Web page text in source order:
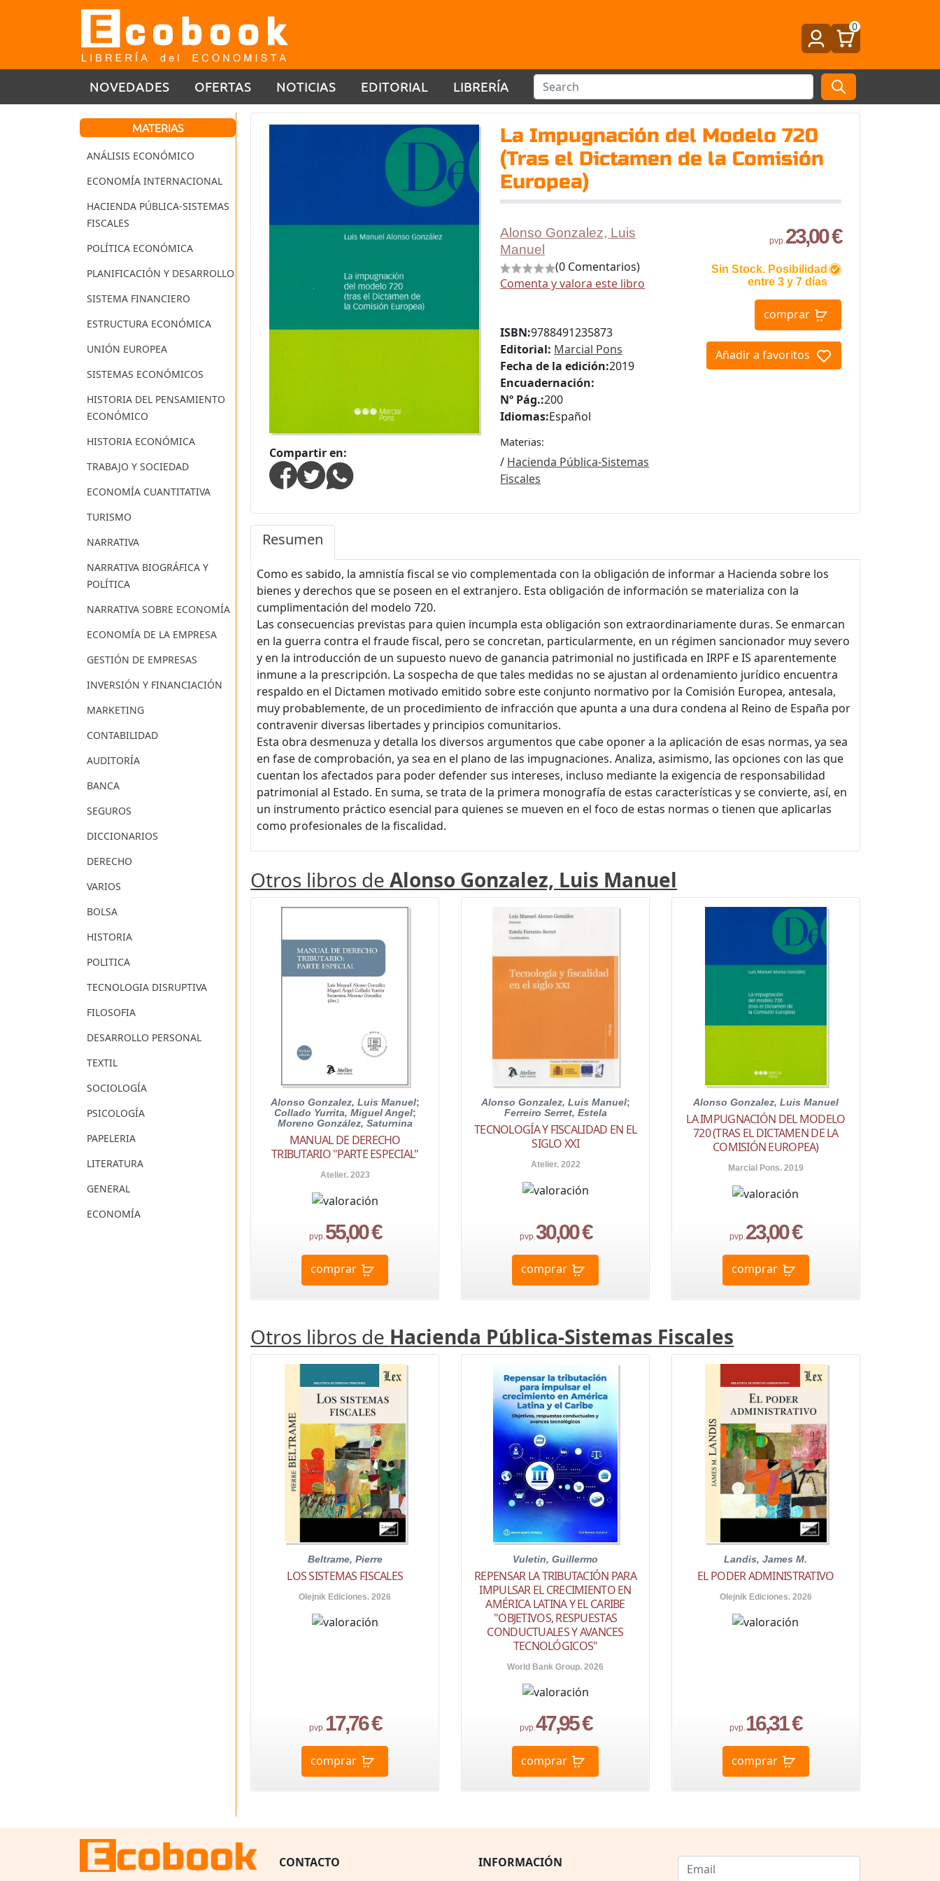
0
NOVEDADES OFERTAS NOTICIAS EDITORIAL LIBRERÍA
MATERIAS
ANÁLISIS ECONÓMICO
ECONOMÍA INTERNACIONAL
HACIENDA PÚBLICA-SISTEMAS
FISCALES
POLÍTICA ECONÓMICA
PLANIFICACIÓN Y DESARROLLO
SISTEMA FINANCIERO
ESTRUCTURA ECONÓMICA
UNIÓN EUROPEA
SISTEMAS ECONÓMICOS
HISTORIA DEL PENSAMIENTO
ECONÓMICO
HISTORIA ECONÓMICA
TRABAJO Y SOCIEDAD
ECONOMÍA CUANTITATIVA
TURISMO
NARRATIVA
NARRATIVA BIOGRÁFICA Y
POLÍTICA
NARRATIVA SOBRE ECONOMÍA
ECONOMÍA DE LA EMPRESA
GESTIÓN DE EMPRESAS
INVERSIÓN Y FINANCIACIÓN
MARKETING
CONTABILIDAD
AUDITORÍA
BANCA
SEGUROS
DICCIONARIOS
DERECHO
VARIOS
BOLSA
HISTORIA
POLITICA
TECNOLOGIA DISRUPTIVA
FILOSOFIA
DESARROLLO PERSONAL
TEXTIL
SOCIOLOGÍA
PSICOLOGÍA
PAPELERIA
LITERATURA
GENERAL
ECONOMÍA
La Impugnación del Modelo 720
(Tras el Dictamen de la Comisión
Europea)
Compartir en:
Alonso Gonzalez, Luis
Manuel
(0 Comentarios)
Comenta y valora este libro
pvp.23,00 €
Sin Stock. Posibilidad
entre 3 y 7 días
comprar
Añadir a favoritos
ISBN:9788491235873
Editorial: Marcial Pons
Fecha de la edición:2019
Encuadernación:
Nº Pág.:200
Idiomas:Español
Materias:
/ Hacienda Pública-Sistemas
Fiscales
Resumen
Como es sabido, la amnistía fiscal se vio complementada con la obligación de informar a Hacienda sobre los
bienes y derechos que se poseen en el extranjero. Esta obligación de información se materializa con la
cumplimentación del modelo 720.
Las consecuencias previstas para quien incumpla esta obligación son extraordinariamente duras. Se enmarcan
en la guerra contra el fraude fiscal, pero se concretan, particularmente, en un régimen sancionador muy severo
y en la introducción de un supuesto nuevo de ganancia patrimonial no justificada en IRPF e IS aparentemente
inmune a la prescripción. La sospecha de que tales medidas no se ajustan al ordenamiento jurídico encuentra
respaldo en el Dictamen motivado emitido sobre este conjunto normativo por la Comisión Europea, antesala,
muy probablemente, de un procedimiento de infracción que apunta a una dura condena al Reino de España por
contravenir diversas libertades y principios comunitarios.
Esta obra desmenuza y detalla los diversos argumentos que cabe oponer a la aplicación de esas normas, ya sea
en fase de comprobación, ya sea en el plano de las impugnaciones. Analiza, asimismo, las opciones con las que
cuentan los afectados para poder defender sus intereses, incluso mediante la exigencia de responsabilidad
patrimonial al Estado. En suma, se trata de la primera monografía de estas características y se convierte, así, en
un instrumento práctico esencial para quienes se mueven en el foco de estas normas o tienen que aplicarlas
como profesionales de la fiscalidad.
Otros libros deAlonso Gonzalez, Luis Manuel
Alonso Gonzalez, Luis Manuel;
Collado Yurrita, Miguel Angel;
Moreno González, Saturnina
MANUAL DE DERECHO
TRIBUTARIO "PARTE ESPECIAL"
Atelier. 2023
pvp. 55,00 €
comprar
Alonso Gonzalez, Luis Manuel;
Ferreiro Serret, Estela
TECNOLOGÍA Y FISCALIDAD EN EL
SIGLO XXI
Atelier. 2022
pvp. 30,00 €
comprar
Alonso Gonzalez, Luis Manuel
LA IMPUGNACIÓN DEL MODELO
720 (TRAS EL DICTAMEN DE LA
COMISIÓN EUROPEA)
Marcial Pons. 2019
pvp. 23,00 €
comprar
Otros libros de Hacienda Pública-Sistemas Fiscales
Beltrame, Pierre
LOS SISTEMAS FISCALES
Olejnik Ediciones. 2026
pvp.17,76 €
comprar
Vuletin, Guillermo
REPENSAR LA TRIBUTACIÓN PARA
IMPULSAR EL CRECIMIENTO EN
AMÉRICA LATINA Y EL CARIBE
"OBJETIVOS, RESPUESTAS
CONDUCTUALES Y AVANCES
TECNOLÓGICOS"
World Bank Group. 2026
pvp.47,95 €
comprar
Landis, James M.
EL PODER ADMINISTRATIVO
Olejnik Ediciones. 2026
pvp.16,31 €
comprar
CONTACTO INFORMACIÓN